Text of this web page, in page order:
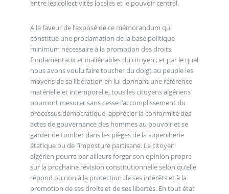
entre les collectivités locales et le pouvoir central.
A la faveur de l’exposé de ce mémorandum qui
constitue une proclamation de la base politique
minimum nécessaire à la promotion des droits
fondamentaux et inaliénables du citoyen ; et par le quel
nous avons voulu faire toucher du doigt au peuple les
moyens de sa libération en lui donnant une référence
matérielle et intemporelle, tous les citoyens algériens
pourront mesurer sans cesse l’accomplissement du
processus démocratique, apprécier la conformité des
actes de gouvernance des hommes au pouvoir et se
garder de tomber dans les pièges de la supercherie
étatique ou de l’imposture partisane. Le citoyen
algérien pourra par ailleurs forger son opinion propre
sur la prochaine révision constitutionnelle selon qu’elle
répond ou non à la protection de ses intérêts et à la
promotion de ses droits et de ses libertés. En tout état